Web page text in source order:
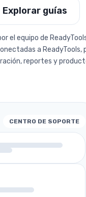
Explorar guías
el equipo de
a ReadyTools,
reportes y
CENTRO DE SOPORTE